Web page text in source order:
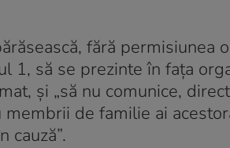
fără permisiunea
1, să se prezinte în faţa
şi „să nu comunice,
de familie ai
cauză”.